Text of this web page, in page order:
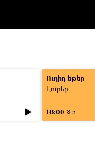
Ուղիղ եթեր
Լուրեր
18:00 8 ր